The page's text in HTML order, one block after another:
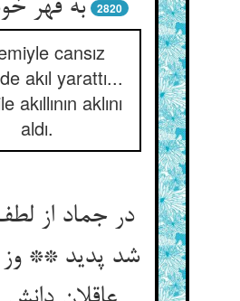
به قهر
2820
cansız
akıl yarattı...
akıllının aklını
aldı.
در جماد از
شد پدید ** وز